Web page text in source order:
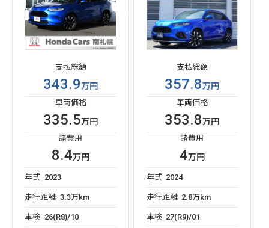
支払総額
343.9万円
車両価格
335.5万円
諸費用
8.4万円
年式 2023
走行距離 3.3万km
車検 26(R8)/10
支払総額
357.8万円
車両価格
353.8万円
諸費用
4万円
年式 2024
走行距離 2.8万km
車検 27(R9)/01